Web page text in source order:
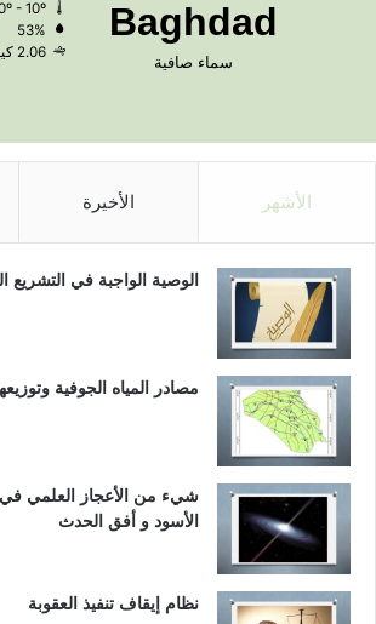
Baghdad
سماء صافية
53%
2.06 كيلومتر/ساعة
الأشهر الأخيرة
الوصية الواجبة في التشريع
مصادر المياه الجوفية
شيء من الأعجاز العلمي في
الأسود و أفق الحدث
نظام إيقاف تنفيذ العقوبة